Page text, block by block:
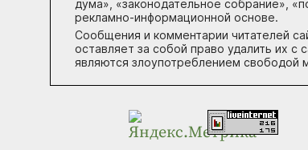
дума», «законодательное собрание»,
рекламно-информационной основе.
Сообщения и комментарии читателей
оставляет за собой право удалить их с
являются злоупотреблением свободой